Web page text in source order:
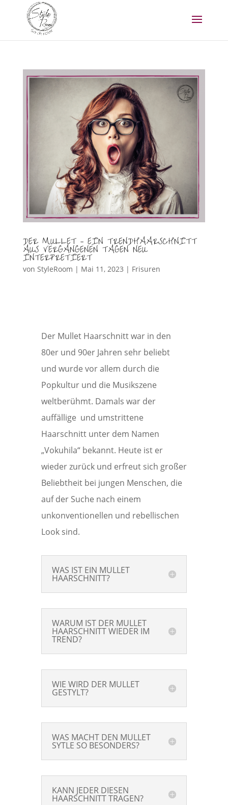
DER MULLET – EIN TRENDHAARSCHNITT
AUS VERGANGENEN TAGEN NEU
INTERPRETIERT
von StyleRoom | Mai 11, 2023 | Frisuren
Der Mullet Haarschnitt war in den
80er und 90er Jahren sehr beliebt
und wurde vor allem durch die
Popkultur und die Musikszene
weltberühmt. Damals war der
auffällige und umstrittene
Haarschnitt unter dem Namen
„Vokuhila“ bekannt. Heute ist er
wieder zurück und erfreut sich großer
Beliebtheit bei jungen Menschen, die
auf der Suche nach einem
unkonventionellen und rebellischen
Look sind.
WAS IST EIN MULLET
HAARSCHNITT?
WARUM IST DER MULLET
HAARSCHNITT WIEDER IM
TREND?
WIE WIRD DER MULLET
GESTYLT?
WAS MACHT DEN MULLET
SYTLE SO BESONDERS?
KANN JEDER DIESEN
HAARSCHNITT TRAGEN?